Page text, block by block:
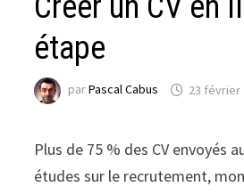
Créer un CV en
étape
parPascal Cabus 23 février
Plus de 75 % des CV envoyés
études sur le recrutement,